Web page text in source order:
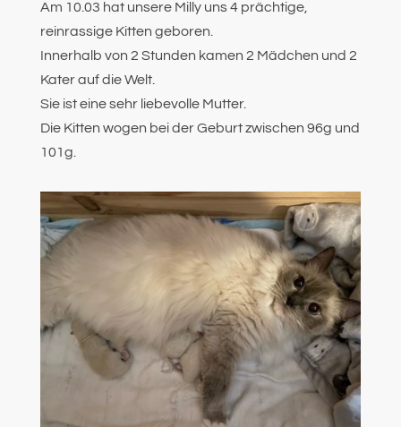
Am 10.03 hat unsere Milly uns 4 prächtige,
reinrassige Kitten geboren.
Innerhalb von 2 Stunden kamen 2 Mädchen und 2
Kater auf die Welt.
Sie ist eine sehr liebevolle Mutter.
Die Kitten wogen bei der Geburt zwischen 96g und
101g.